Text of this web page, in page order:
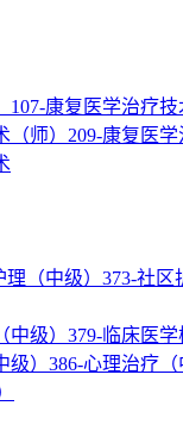
107-康复医学治疗技
（师） 209-康复医学
（中级） 373-社区
级） 379-临床医学
） 386-心理治疗（